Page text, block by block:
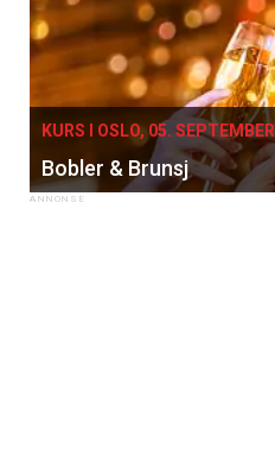
KURS I OSLO, 05. SEPTEMBER
Bobler & Brunsj